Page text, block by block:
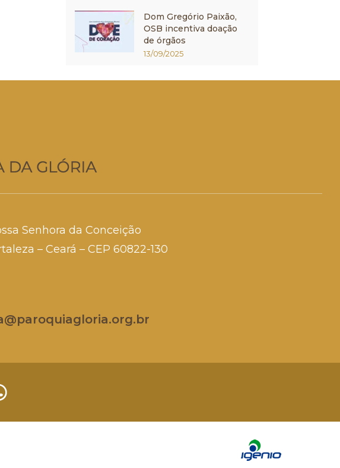
Dom Gregório Paixão,
OSB incentiva doação
de órgãos
13/09/2025
Senhora da Conceição
– Ceará – CEP 60822-130